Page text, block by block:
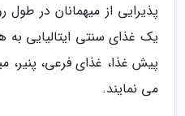
پذیرایی از میهمانان در طول
یک غذای سنتی ایتالیایی به
پیش غذا، غذای فرعی، پنیر،
می نمایند.